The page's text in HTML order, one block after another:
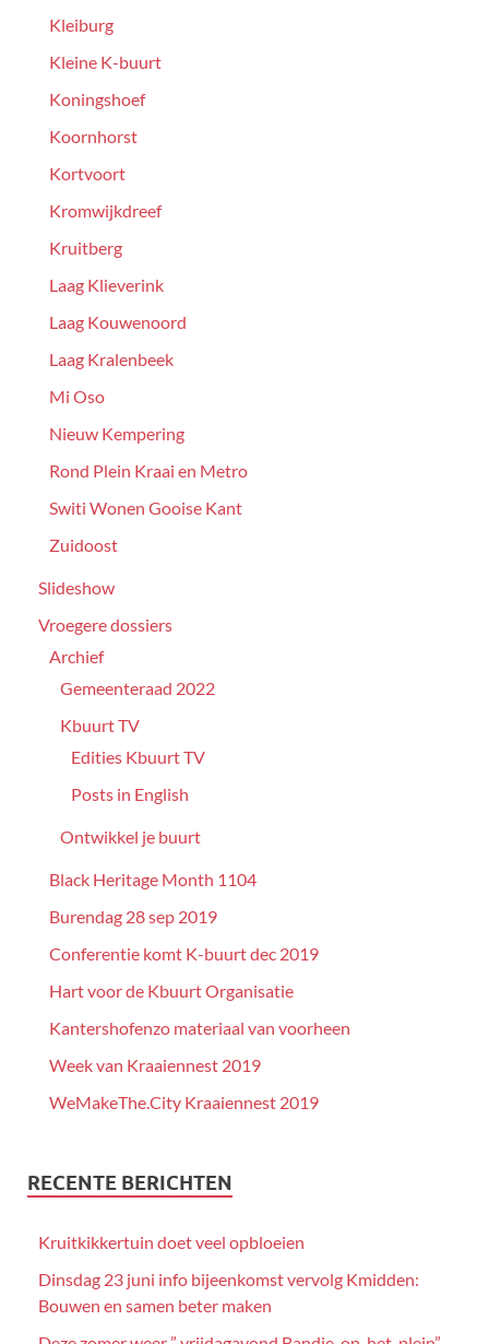
Kleiburg
Kleine K-buurt
Koningshoef
Koornhorst
Kortvoort
Kromwijkdreef
Kruitberg
Laag Klieverink
Laag Kouwenoord
Laag Kralenbeek
Mi Oso
Nieuw Kempering
Rond Plein Kraai en Metro
Switi Wonen Gooise Kant
Zuidoost
Slideshow
Vroegere dossiers
Archief
Gemeenteraad 2022
Kbuurt TV
Edities Kbuurt TV
Posts in English
Ontwikkel je buurt
Black Heritage Month 1104
Burendag 28 sep 2019
Conferentie komt K-buurt dec 2019
Hart voor de Kbuurt Organisatie
Kantershofenzo materiaal van voorheen
Week van Kraaiennest 2019
WeMakeThe.City Kraaiennest 2019
RECENTE BERICHTEN
Kruitkikkertuin doet veel opbloeien
Dinsdag 23 juni info bijeenkomst vervolg Kmidden:
Bouwen en samen beter maken